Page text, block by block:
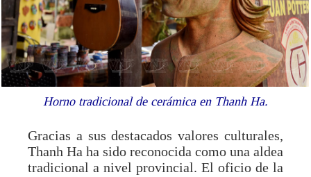
Horno tradicional de cerámica en Thanh Ha.
Gracias a sus destacados valores culturales,
Thanh Ha ha sido reconocida como una aldea
tradicional a nivel provincial. El oficio de la